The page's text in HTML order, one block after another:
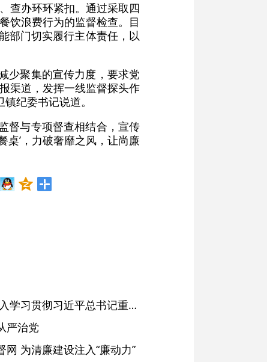
查办环环紧扣。通过采取四
饮浪费行为的监督检查。目
部门切实履行主体责任，以
少聚集的宣传力度，要求党
渠道，发挥一线监督探头作
纪委书记说道。
督与专项督查相结合，宣传
桌’，力破奢靡之风，让尚廉
省委常委会会议强调 深入学习贯彻习近平总书记重要讲话精神 以高质量党建引领高质量发展 梁言顺主持并讲话
严治党
为清廉建设注入“廉动力”